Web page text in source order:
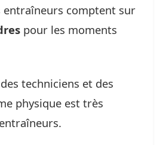
entraîneurs comptent sur
pour les moments
techniciens et des
physique est très